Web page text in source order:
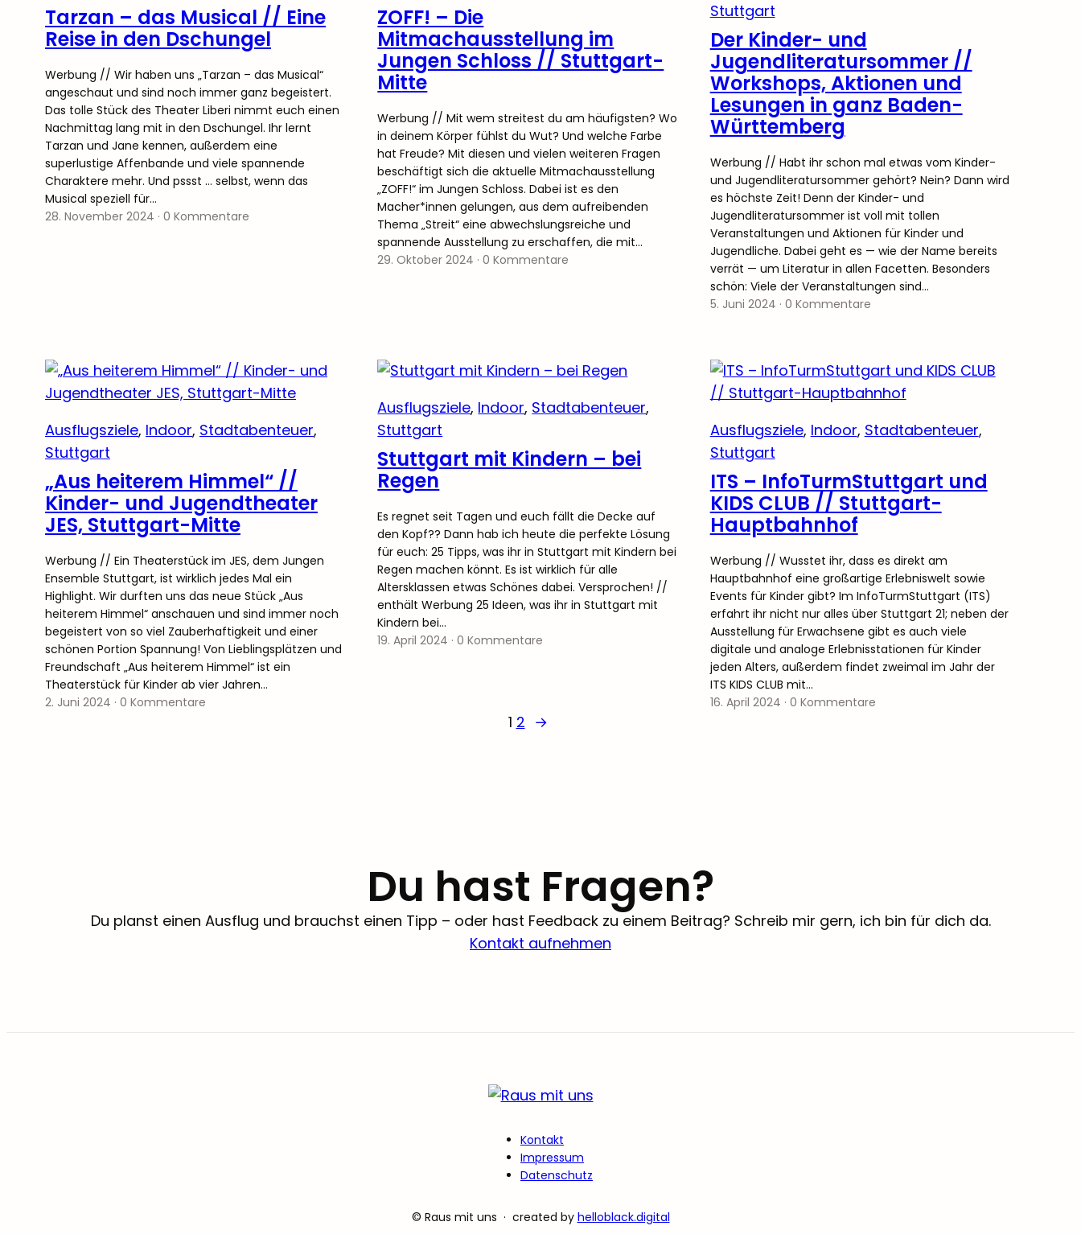
Tarzan – das Musical // Eine
Reise in den Dschungel
Werbung // Wir haben uns „Tarzan – das Musical“
angeschaut und sind noch immer ganz begeistert.
Das tolle Stück des Theater Liberi nimmt euch einen
Nachmittag lang mit in den Dschungel. Ihr lernt
Tarzan und Jane kennen, außerdem eine
superlustige Affenbande und viele spannende
Charaktere mehr. Und pssst … selbst, wenn das
Musical speziell für…
28. November 2024 · 0 Kommentare
ZOFF! – Die
Mitmachausstellung im
Jungen Schloss // Stuttgart-
Mitte
Werbung // Mit wem streitest du am häufigsten? Wo
in deinem Körper fühlst du Wut? Und welche Farbe
hat Freude? Mit diesen und vielen weiteren Fragen
beschäftigt sich die aktuelle Mitmachausstellung
„ZOFF!“ im Jungen Schloss. Dabei ist es den
Macher*innen gelungen, aus dem aufreibenden
Thema „Streit“ eine abwechslungsreiche und
spannende Ausstellung zu erschaffen, die mit…
29. Oktober 2024 ·0 Kommentare
Stuttgart
Der Kinder- und
Jugendliteratursommer //
Workshops, Aktionen und
Lesungen in ganz Baden-
Württemberg
Werbung // Habt ihr schon mal etwas vom Kinder-
und Jugendliteratursommer gehört? Nein? Dann wird
es höchste Zeit! Denn der Kinder- und
Jugendliteratursommer ist voll mit tollen
Veranstaltungen und Aktionen für Kinder und
Jugendliche. Dabei geht es — wie der Name bereits
verrät — um Literatur in allen Facetten. Besonders
schön: Viele der Veranstaltungen sind…
5. Juni 2024 · 0 Kommentare
Ausflugsziele, Indoor, Stadtabenteuer
Stuttgart
„Aus heiterem Himmel“ //
Kinder- und Jugendtheater
JES, Stuttgart-Mitte
Werbung // Ein Theaterstück im JES, dem Jungen
Ensemble Stuttgart, ist wirklich jedes Mal ein
Highlight. Wir durften uns das neue Stück „Aus
heiterem Himmel“ anschauen und sind immer noch
begeistert von so viel Zauberhaftigkeit und einer
schönen Portion Spannung! Von Lieblingsplätzen und
Freundschaft „Aus heiterem Himmel“ ist ein
Theaterstück für Kinder ab vier Jahren…
2. Juni 2024 · 0 Kommentare
Ausflugsziele, Indoor, Stadtabenteuer
Stuttgart
Stuttgart mit Kindern – bei
Regen
Es regnet seit Tagen und euch fällt die Decke auf
den Kopf?? Dann hab ich heute die perfekte Lösung
für euch: 25 Tipps, was ihr in Stuttgart mit Kindern bei
Regen machen könnt. Es ist wirklich für alle
Altersklassen etwas Schönes dabei. Versprochen! //
enthält Werbung 25 Ideen, was ihr in Stuttgart mit
Kindern bei…
19. April 2024 ·0 Kommentare
Ausflugsziele, Indoor, Stadtabenteuer
Stuttgart
ITS – InfoTurmStuttgart und
KIDS CLUB // Stuttgart-
Hauptbahnhof
Werbung // Wusstet ihr, dass es direkt am
Hauptbahnhof eine großartige Erlebniswelt sowie
Events für Kinder gibt? Im InfoTurmStuttgart (ITS)
erfahrt ihr nicht nur alles über Stuttgart 21; neben der
Ausstellung für Erwachsene gibt es auch viele
digitale und analoge Erlebnisstationen für Kinder
jeden Alters, außerdem findet zweimal im Jahr der
ITS KIDS CLUB mit…
16. April 2024 · 0 Kommentare
1 2 →
Du hast Fragen?
Du planst einen Ausflug und brauchst einen Tipp – oder hast Feedback zu einem Beitrag? Schreib mir gern, ich bin für dich da.
Kontakt aufnehmen
Kontakt
Impressum
Datenschutz
© Raus mit uns · created by helloblack.digital